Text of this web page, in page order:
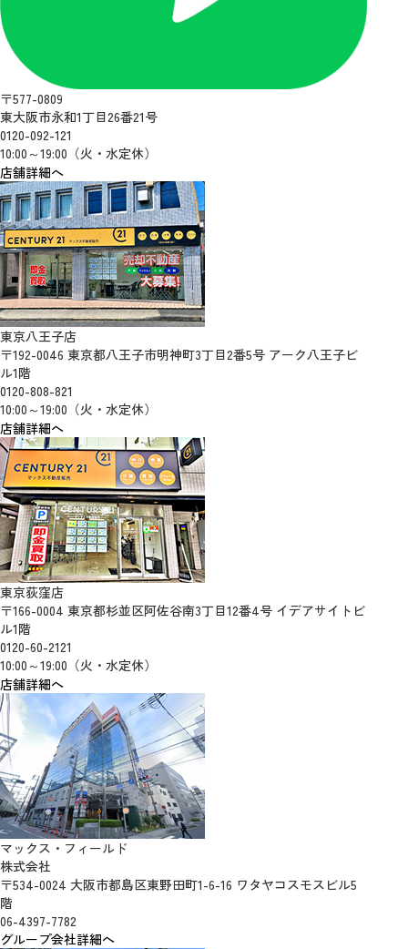
〒577-0809
東大阪市永和1丁目26番21号
0120-092-121
10:00～19:00（火・水定休）
店舗詳細へ
東京八王子店
〒192-0046 東京都八王子市明神町3丁目2番5号 アーク八王子ビ
ル1階
0120-808-821
10:00～19:00（火・水定休）
店舗詳細へ
東京荻窪店
〒166-0004 東京都杉並区阿佐谷南3丁目12番4号 イデアサイトビ
ル1階
0120-60-2121
10:00～19:00（火・水定休）
店舗詳細へ
マックス・フィールド
株式会社
〒534-0024 大阪市都島区東野田町1-6-16 ワタヤコスモスビル5
階
06-4397-7782
グループ会社詳細へ